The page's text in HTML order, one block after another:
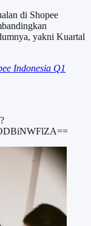
di Shopee
yakni Kuartal
Indonesia Q1